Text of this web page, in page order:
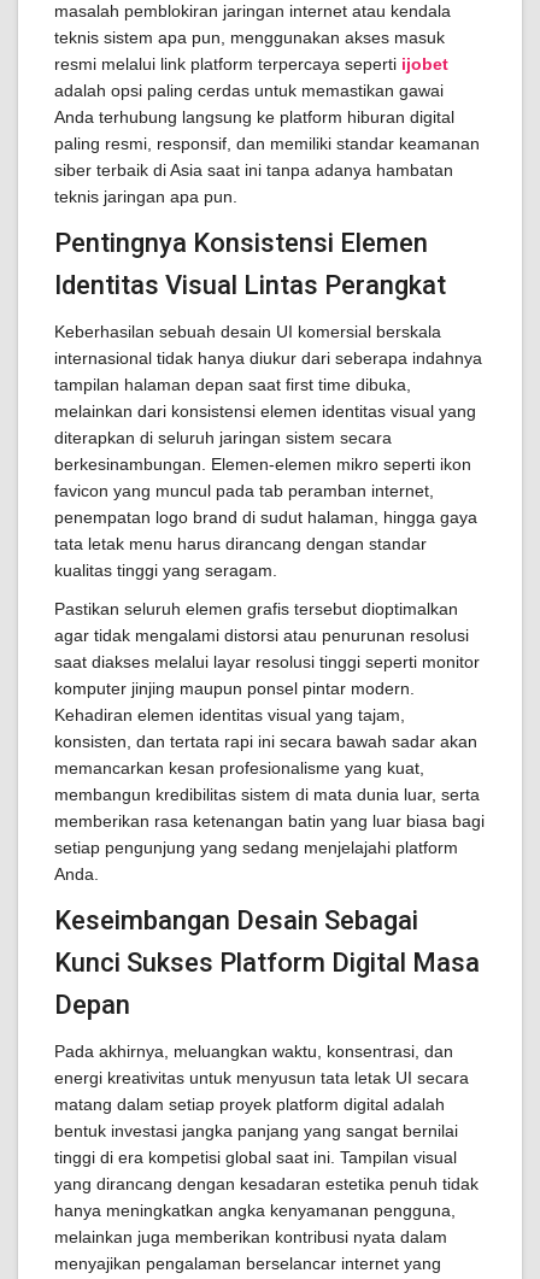
masalah pemblokiran jaringan internet atau kendala
teknis sistem apa pun, menggunakan akses masuk
resmi melalui link platform terpercaya seperti ijobet
adalah opsi paling cerdas untuk memastikan gawai
Anda terhubung langsung ke platform hiburan digital
paling resmi, responsif, dan memiliki standar keamanan
siber terbaik di Asia saat ini tanpa adanya hambatan
teknis jaringan apa pun.
Pentingnya Konsistensi Elemen
Identitas Visual Lintas Perangkat
Keberhasilan sebuah desain UI komersial berskala
internasional tidak hanya diukur dari seberapa indahnya
tampilan halaman depan saat first time dibuka,
melainkan dari konsistensi elemen identitas visual yang
diterapkan di seluruh jaringan sistem secara
berkesinambungan. Elemen-elemen mikro seperti ikon
favicon yang muncul pada tab peramban internet,
penempatan logo brand di sudut halaman, hingga gaya
tata letak menu harus dirancang dengan standar
kualitas tinggi yang seragam.
Pastikan seluruh elemen grafis tersebut dioptimalkan
agar tidak mengalami distorsi atau penurunan resolusi
saat diakses melalui layar resolusi tinggi seperti monitor
komputer jinjing maupun ponsel pintar modern.
Kehadiran elemen identitas visual yang tajam,
konsisten, dan tertata rapi ini secara bawah sadar akan
memancarkan kesan profesionalisme yang kuat,
membangun kredibilitas sistem di mata dunia luar, serta
memberikan rasa ketenangan batin yang luar biasa bagi
setiap pengunjung yang sedang menjelajahi platform
Anda.
Keseimbangan Desain Sebagai
Kunci Sukses Platform Digital Masa
Depan
Pada akhirnya, meluangkan waktu, konsentrasi, dan
energi kreativitas untuk menyusun tata letak UI secara
matang dalam setiap proyek platform digital adalah
bentuk investasi jangka panjang yang sangat bernilai
tinggi di era kompetisi global saat ini. Tampilan visual
yang dirancang dengan kesadaran estetika penuh tidak
hanya meningkatkan angka kenyamanan pengguna,
melainkan juga memberikan kontribusi nyata dalam
menyajikan pengalaman berselancar internet yang